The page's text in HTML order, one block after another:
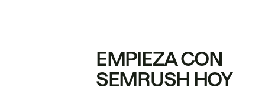
EMPIEZA CON
SEMRUSH HOY